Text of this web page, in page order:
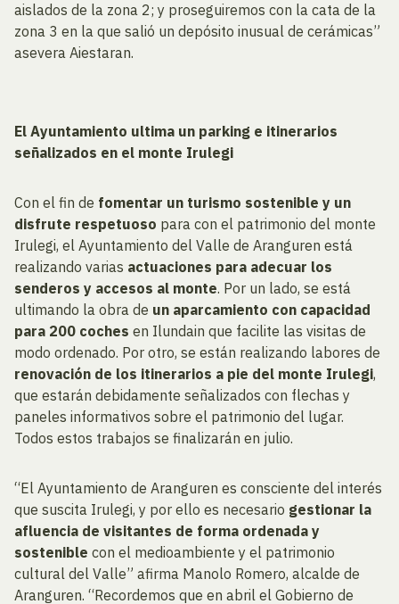
aislados de la zona 2; y proseguiremos con la cata de la
zona 3 en la que salió un depósito inusual de cerámicas”
asevera Aiestaran.
El Ayuntamiento ultima un parking e itinerarios
señalizados en el monte Irulegi
Con el fin de fomentar un turismo sostenible y un
disfrute respetuoso para con el patrimonio del monte
Irulegi, el Ayuntamiento del Valle de Aranguren está
realizando varias actuaciones para adecuar los
senderos y accesos al monte. Por un lado, se está
ultimando la obra de un aparcamiento con capacidad
para 200 coches en Ilundain que facilite las visitas de
modo ordenado. Por otro, se están realizando labores de
renovación de los itinerarios a pie del monte Irulegi,
que estarán debidamente señalizados con flechas y
paneles informativos sobre el patrimonio del lugar.
Todos estos trabajos se finalizarán en julio.
“El Ayuntamiento de Aranguren es consciente del interés
que suscita Irulegi, y por ello es necesario gestionar la
afluencia de visitantes de forma ordenada y
sostenible con el medioambiente y el patrimonio
cultural del Valle” afirma Manolo Romero, alcalde de
Aranguren. “Recordemos que en abril el Gobierno de